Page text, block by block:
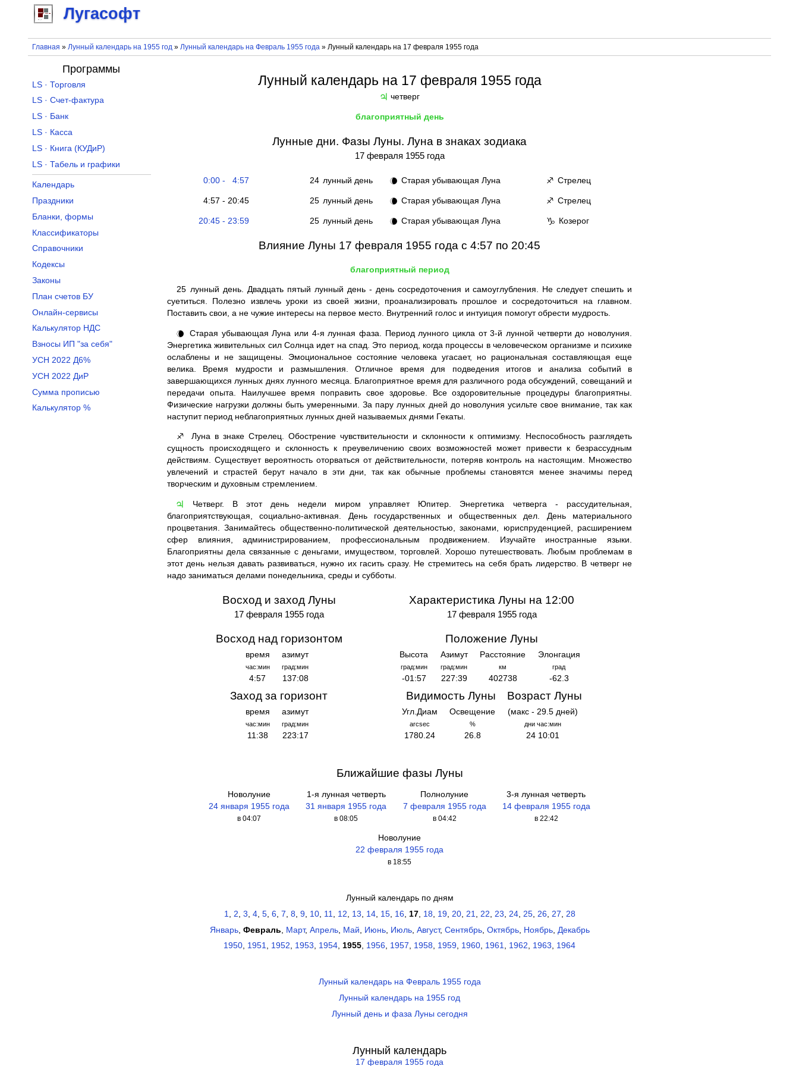
Лугасофт
Главная » Лунный календарь на 1955 год» Лунный календарь на Февраль 1955 года» Лунный календарь на 17 февраля 1955 года
Лунный календарь на 17 февраля 1955 года
♃ четверг
благоприятный день
Лунные дни. Фазы Луны. Луна в знаках зодиака
17 февраля 1955 года
0:00 - 4:57 24 лунный день 🌘 Старая убывающая Луна ♐ Стрелец
4:57 - 20:45 25 лунный день 🌘 Старая убывающая Луна ♐ Стрелец
20:45 - 23:59 25 лунный день 🌘 Старая убывающая Луна ♑ Козерог
Влияние Луны 17 февраля 1955 года с 4:57 по 20:45
благоприятный период
25 лунный день. Двадцать пятый лунный день - день сосредоточения и самоуглубления. Не следует спешить и
суетиться. Полезно извлечь уроки из своей жизни, проанализировать прошлое и сосредоточиться на главном.
Поставить свои, а не чужие интересы на первое место. Внутренний голос и интуиция помогут обрести мудрость.
🌘
Старая убывающая Луна или 4-я лунная фаза. Период лунного цикла от 3-й лунной четверти до новолуния.
Энергетика живительных сил Солнца идет на спад. Это период, когда процессы в человеческом организме и психике
ослаблены и не защищены. Эмоциональное состояние человека угасает, но рациональная составляющая еще
велика. Время мудрости и размышления. Отличное время для подведения итогов и анализа событий в
завершающихся лунных днях лунного месяца. Благоприятное время для различного рода обсуждений, совещаний и
передачи опыта. Наилучшее время поправить свое здоровье. Все оздоровительные процедуры благоприятны.
Физические нагрузки должны быть умеренными. За пару лунных дней до новолуния усильте свое внимание, так как
наступит период неблагоприятных лунных дней называемых днями Гекаты.
♐
Луна в знаке Стрелец. Обострение чувствительности и склонности к оптимизму. Неспособность разглядеть
сущность происходящего и склонность к преувеличению своих возможностей может привести к безрассудным
действиям. Существует вероятность оторваться от действительности, потеряв контроль на настоящим. Множество
увлечений и страстей берут начало в эти дни, так как обычные проблемы становятся менее значимы перед
творческим и духовным стремлением.
♃
Четверг. В этот день недели миром управляет Юпитер. Энергетика четверга - рассудительная,
благоприятствующая, социально-активная. День государственных и общественных дел. День материального
процветания. Занимайтесь общественно-политической деятельностью, законами, юриспруденцией, расширением
сфер влияния, администрированием, профессиональным продвижением. Изучайте иностранные языки.
Благоприятны дела связанные с деньгами, имуществом, торговлей. Хорошо путешествовать. Любым проблемам в
этот день нельзя давать развиваться, нужно их гасить сразу. Не стремитесь на себя брать лидерство. В четверг не
надо заниматься делами понедельника, среды и субботы.
Восход и заход Луны
17 февраля 1955 года
Восход над горизонтом
время
час:мин
4:57
азимут
град:мин
137:08
Заход за горизонт
время
час:мин
11:38
азимут
град:мин
223:17
Характеристика Луны на 12:00
17 февраля 1955 года
Положение Луны
Высота
град:мин
-01:57
Азимут
град:мин
227:39
Расстояние
км
402738
Элонгация
град
-62.3
Видимость Луны
Угл.Диам
arcsec
1780.24
Освещение
%
26.8
Возраст Луны
(макс - 29.5 дней)
дни час:мин
24 10:01
Ближайшие фазы Луны
Новолуние
24 января 1955 года
в 04:07
1-я лунная четверть
31 января 1955 года
в 08:05
Полнолуние
7 февраля 1955 года
в 04:42
3-я лунная четверть
14 февраля 1955 года
в 22:42
Новолуние
22 февраля 1955 года
в 18:55
Лунный календарь по дням
1
2 3 4, 5, 6, 7 8 9, 10, 11 12 13 14, 15, 16, 17, 18 19, 20, 21 22 23 24, 25, 26, 27
28
Январь, Февраль Март, Апрель, Май Июнь, Июль, Август, Сентябрь, Октябрь, Ноябрь, Декабрь
1950, 1951, 1952, 1953, 1954, 1955, 1956, 1957, 1958, 1959, 1960, 1961, 1962, 1963, 1964
Лунный календарь на Февраль 1955 года
Лунный календарь на 1955 год
Лунный день и фаза Луны сегодня
Лунный календарь
17 февраля 1955 года
Программы
LS · Торговля
LS · Счет-фактура
LS · Банк
LS · Касса
LS · Книга (КУДиР)
LS · Табель и графики
Календарь
Праздники
Бланки, формы
Классификаторы
Справочники
Кодексы
Законы
План счетов БУ
Онлайн-сервисы
Калькулятор НДС
Взносы ИП "за себя"
УСН 2022 Д6%
УСН 2022 ДиР
Сумма прописью
Калькулятор %